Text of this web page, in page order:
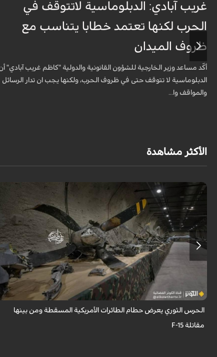
غريب آبادي: الدبلوماسية لاتتوقف في
الحرب لكنها تعتمد خطابا يتناسب مع
ظروف الميدان
أكّد مساعد وزير الخارجية للشؤون القانونية والدولية "كاظم غريب آبادي"
الدبلوماسية لا تتوقف حتى في ظروف الحرب، ولكنها يجب ان تدار الرسائل
والمواقف وا...
الأكثر مشاهدة
عُرِضت مجموعة كبيرة من بقايا وحطام الطائرات والمسيّرات الأمريكية
والإسرائيلية التي تم إسقاطها واصطيادها من قبل الحرس الثوري.
الحرس الثوري يعرض حطام الطائرات الأمريكية المسقطة ومن بينها
مقاتلة F-15